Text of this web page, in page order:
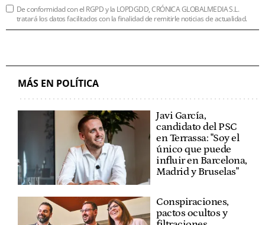
De conformidad con el RGPD y la LOPDGDD, CRÓNICA GLOBALMEDIA S.L.
tratará los datos facilitados con la finalidad de remitirle noticias de actualidad.
MÁS EN POLÍTICA
Javi García,
candidato del PSC
en Terrassa: "Soy el
único que puede
influir en Barcelona,
Madrid y Bruselas"
Conspiraciones,
pactos ocultos y